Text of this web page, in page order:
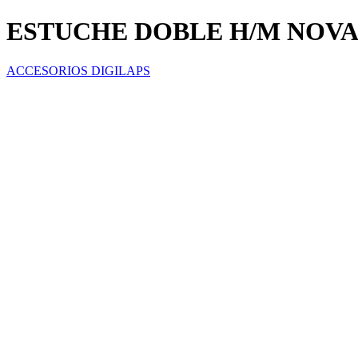
ESTUCHE DOBLE H/M
ACCESORIOS DIGILAPS